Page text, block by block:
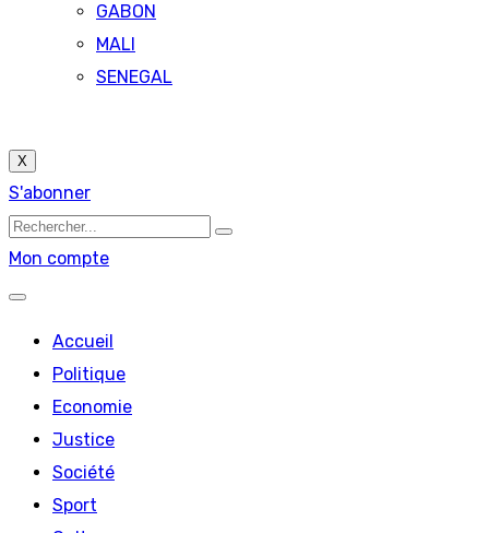
GABON
MALI
SENEGAL
X
S'abonner
Mon compte
Accueil
Politique
Economie
Justice
Société
Sport